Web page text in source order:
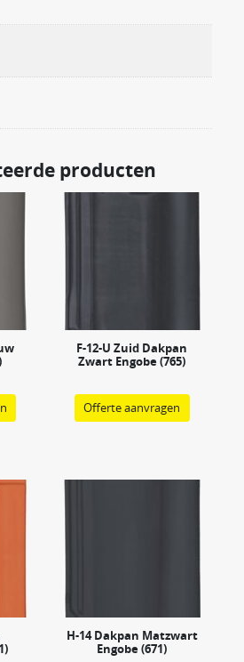
producten
F-12-U Zuid Dakpan
Zwart Engobe (765)
Offerte aanvragen
H-14 Dakpan Matzwart
Engobe (671)